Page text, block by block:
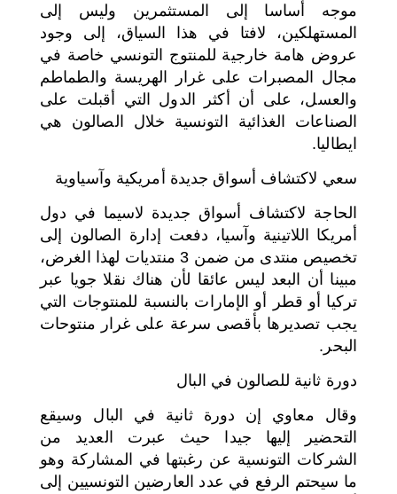
موجه أساسا إلى المستثمرين وليس إلى
المستهلكين، لافتا في هذا السياق، إلى وجود
عروض هامة خارجية للمنتوج التونسي خاصة في
مجال المصبرات على غرار الهريسة والطماطم
والعسل، على أن أكثر الدول التي أقبلت على
الصناعات الغذائية التونسية خلال الصالون هي
ايطاليا.
سعي لاكتشاف أسواق جديدة أمريكية وآسياوية
الحاجة لاكتشاف أسواق جديدة لاسيما في دول
أمريكا اللاتينية وآسيا، دفعت إدارة الصالون إلى
تخصيص منتدى من ضمن 3 منتديات لهذا الغرض،
مبينا أن البعد ليس عائقا لأن هناك نقلا جويا عبر
تركيا أو قطر أو الإمارات بالنسبة للمنتوجات التي
يجب تصديرها بأقصى سرعة على غرار منتوحات
البحر.
دورة ثانية للصالون في البال
وقال معاوي إن دورة ثانية في البال وسيقع
التحضير إليها جيدا حيث عبرت العديد من
الشركات التونسية عن رغبتها في المشاركة وهو
ما سيحتم الرفع في عدد العارضين التونسيين إلى